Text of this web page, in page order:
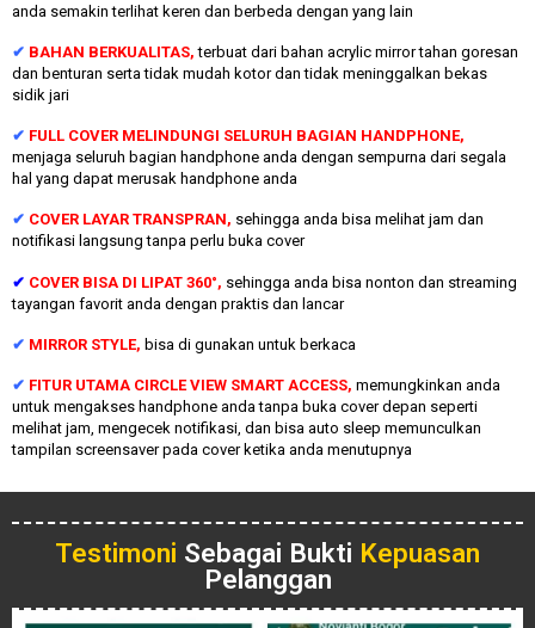
anda semakin terlihat keren dan berbeda dengan yang lain
✔ BAHAN BERKUALITAS,terbuat dari bahan acrylic mirror tahan goresan
dan benturan serta tidak mudah kotor dan tidak meninggalkan bekas
sidik jari
✔ FULL COVER MELINDUNGI SELURUH BAGIAN HANDPHONE,
menjaga seluruh bagian handphone anda dengan sempurna dari segala
hal yang dapat merusak handphone anda
✔ COVER LAYAR TRANSPRAN, sehingga anda bisa melihat jam dan
notifikasi langsung tanpa perlu buka cover
✔ COVER BISA DI LIPAT 360°, sehingga anda bisa nonton dan streaming
tayangan favorit anda dengan praktis dan lancar
✔ MIRROR STYLE, bisa di gunakan untuk berkaca
✔ FITUR UTAMA CIRCLE VIEW SMART ACCESS, memungkinkan anda
untuk mengakses handphone anda tanpa buka cover depan seperti
melihat jam, mengecek notifikasi, dan bisa auto sleep memunculkan
tampilan screensaver pada cover ketika anda menutupnya
Testimoni Sebagai Bukti Kepuasan
Pelanggan